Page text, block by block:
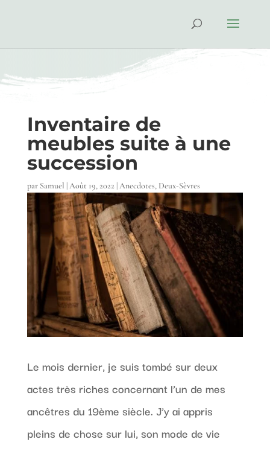
Inventaire de
meubles suite à une
succession
par Samuel |Août 19, 2022 |Anecdotes, Deux-Sèvres
Le mois dernier, je suis tombé sur deux
actes très riches concernant l’un de mes
ancêtres du 19ème siècle. J’y ai appris
pleins de chose sur lui, son mode de vie